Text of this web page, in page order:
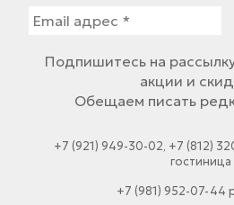
Подпишитесь на
акции и
Обещаем писать
+7 (921) 949-30-02, +7 (812)
гостиница
+7 (981) 952-07-44